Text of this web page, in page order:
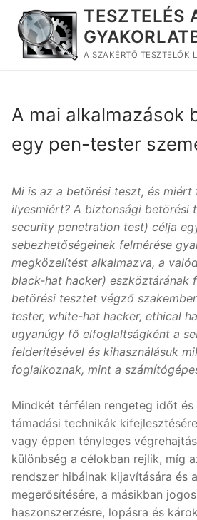
Ugrás
tartalomra
TESZTELÉS
A SZAKÉRTŐ TESZTELŐK
A mai alkalmazások
egy pen-tester
Mi is az a betörési teszt, és miért
ilyesmiért? A biztonsági betörési
security penetration test) célja
sebezhetőségeinek felmérése
megközelítést alkalmazva, a
black-hat hacker) eszköztárának
betörési tesztet végző
tester, white-hat hacker, ethical
ugyanúgy fő elfoglaltságként a
felderítésével és kihasználásuk
foglalkoznak, mint a
Mindkét térfélen rengeteg időt
támadási technikák
vagy éppen tényleges
különbség a célokban rejlik, míg
rendszer hibáinak kijavítására és
megerősítésére, a másikban
haszonszerzésre, lopásra és